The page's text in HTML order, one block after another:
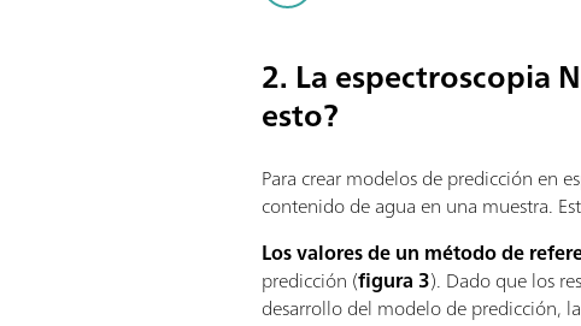
2. La espectroscopia
esto?
Para crear modelos de predicción en
contenido de agua en una muestra.
Los valores de un método de
predicción (figura 3). Dado que los
desarrollo del modelo de predicción,